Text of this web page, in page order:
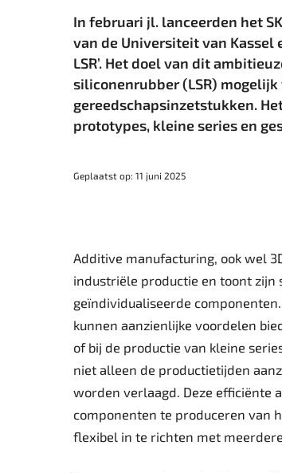
In februari jl. lanceerden het
van de ­Universiteit van Kassel
LSR’. Het doel van dit
siliconenrubber (LSR)
gereedschapsinzetstukken.
prototypes, kleine series en
Geplaatst op: 11 juni 2025
Additive manufacturing, ook wel
industriële productie en toont zijn
geïndividualiseerde
kunnen aanzienlijke voordelen
of bij de productie van kleine
niet alleen de productietijden
worden verlaagd. Deze efficiënte
componenten te produceren van
flexibel in te richten met